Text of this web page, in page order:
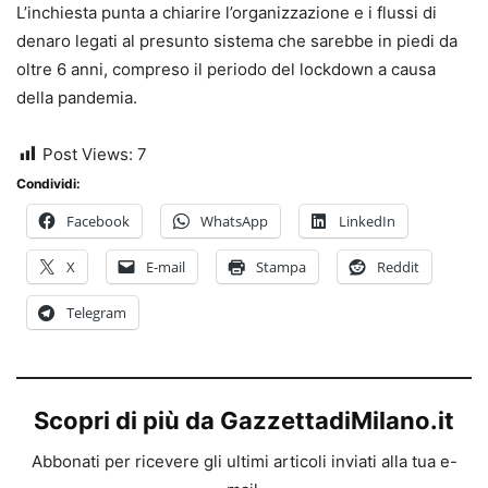
L’inchiesta punta a chiarire l’organizzazione e i flussi di
denaro legati al presunto sistema che sarebbe in piedi da
oltre 6 anni, compreso il periodo del lockdown a causa
della pandemia.
Post Views: 7
Condividi:
Facebook WhatsApp LinkedIn
X E-mail Stampa Reddit
Telegram
Scopri di più da GazzettadiMilano.it
Abbonati per ricevere gli ultimi articoli inviati alla tua e-